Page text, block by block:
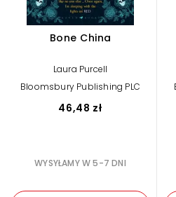
Bone China
Laura Purcell
Bloomsbury Publishing PLC
46,48 zł
WYSYŁAMY W 5-7 DNI